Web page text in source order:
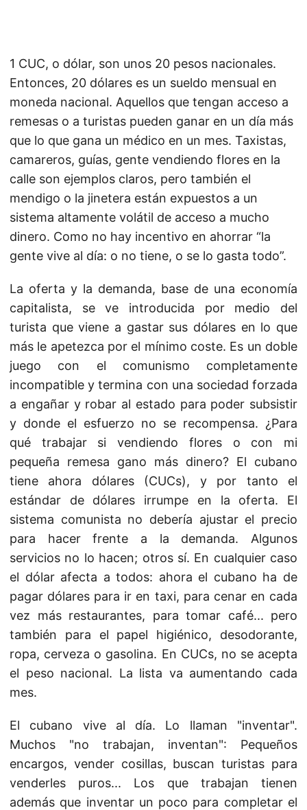
1 CUC, o dólar, son unos 20 pesos nacionales.
Entonces, 20 dólares es un sueldo mensual en
moneda nacional. Aquellos que tengan acceso a
remesas o a turistas pueden ganar en un día más
que lo que gana un médico en un mes. Taxistas,
camareros, guías, gente vendiendo flores en la
calle son ejemplos claros, pero también el
mendigo o la jinetera están expuestos a un
sistema altamente volátil de acceso a mucho
dinero. Como no hay incentivo en ahorrar “la
gente vive al día: o no tiene, o se lo gasta todo”.
La oferta y la demanda, base de una economía
capitalista, se ve introducida por medio del
turista que viene a gastar sus dólares en lo que
más le apetezca por el mínimo coste. Es un doble
juego con el comunismo completamente
incompatible y termina con una sociedad forzada
a engañar y robar al estado para poder subsistir
y donde el esfuerzo no se recompensa. ¿Para
qué trabajar si vendiendo flores o con mi
pequeña remesa gano más dinero? El cubano
tiene ahora dólares (CUCs), y por tanto el
estándar de dólares irrumpe en la oferta. El
sistema comunista no debería ajustar el precio
para hacer frente a la demanda. Algunos
servicios no lo hacen; otros sí. En cualquier caso
el dólar afecta a todos: ahora el cubano ha de
pagar dólares para ir en taxi, para cenar en cada
vez más restaurantes, para tomar café... pero
también para el papel higiénico, desodorante,
ropa, cerveza o gasolina. En CUCs, no se acepta
el peso nacional. La lista va aumentando cada
mes.
El cubano vive al día. Lo llaman "inventar".
Muchos "no trabajan, inventan": Pequeños
encargos, vender cosillas, buscan turistas para
venderles puros... Los que trabajan tienen
además que inventar un poco para completar el